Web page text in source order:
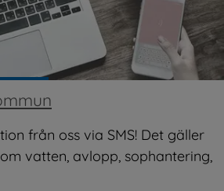
från oss via SMS! Det gäller
vatten, avlopp, sophantering,